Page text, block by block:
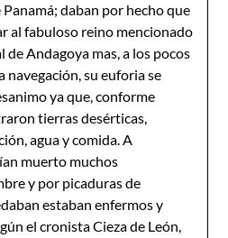
daban por hecho que
al fabuloso reino mencionado
de Andagoya mas, a los pocos
navegación, su euforia se
ya que, conforme
tierras desérticas,
agua y comida. A
muerto muchos
y por picaduras de
estaban enfermos y
el cronista Cieza de León,